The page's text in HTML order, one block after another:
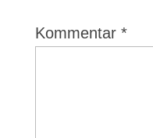
Kommentar *